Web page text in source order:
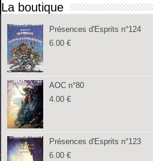
La boutique
Présences d'Esprits n°124
6.00€
AOC n°80
4.00€
Présences d'Esprits n°123
6.00€